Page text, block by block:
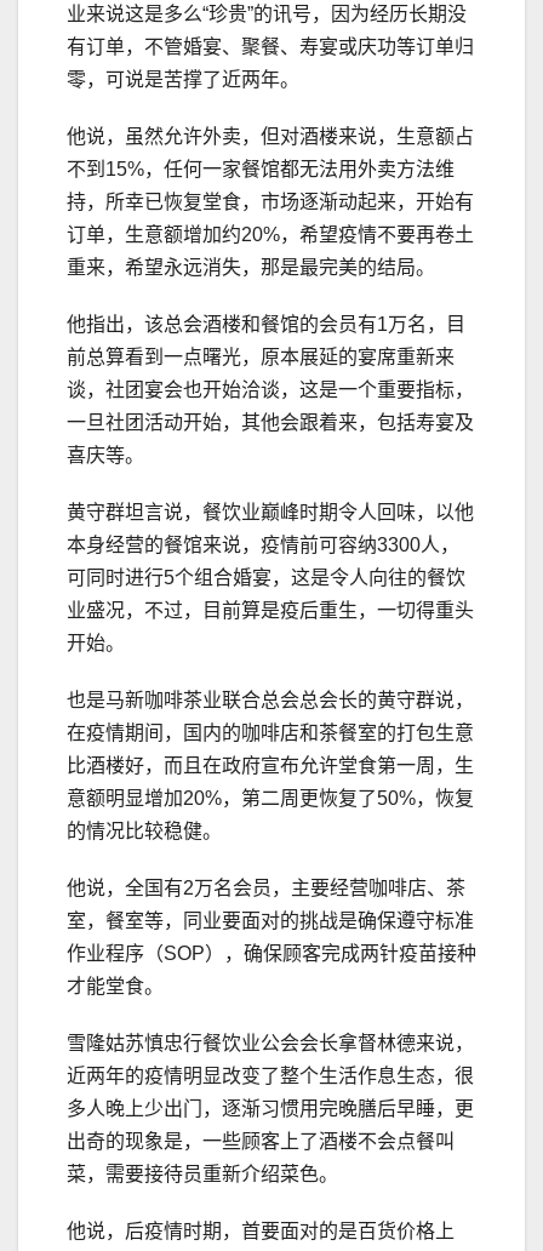
业来说这是多么“珍贵”的讯号，因为经历长期没
有订单，不管婚宴、聚餐、寿宴或庆功等订单归
零，可说是苦撑了近两年。
他说，虽然允许外卖，但对酒楼来说，生意额占
不到15%，任何一家餐馆都无法用外卖方法维
持，所幸已恢复堂食，市场逐渐动起来，开始有
订单，生意额增加约20%，希望疫情不要再卷土
重来，希望永远消失，那是最完美的结局。
他指出，该总会酒楼和餐馆的会员有1万名，目
前总算看到一点曙光，原本展延的宴席重新来
谈，社团宴会也开始洽谈，这是一个重要指标，
一旦社团活动开始，其他会跟着来，包括寿宴及
喜庆等。
黄守群坦言说，餐饮业巅峰时期令人回味，以他
本身经营的餐馆来说，疫情前可容纳3300人，
可同时进行5个组合婚宴，这是令人向往的餐饮
业盛况，不过，目前算是疫后重生，一切得重头
开始。
也是马新咖啡茶业联合总会总会长的黄守群说，
在疫情期间，国内的咖啡店和茶餐室的打包生意
比酒楼好，而且在政府宣布允许堂食第一周，生
意额明显增加20%，第二周更恢复了50%，恢复
的情况比较稳健。
他说，全国有2万名会员，主要经营咖啡店、茶
室，餐室等，同业要面对的挑战是确保遵守标准
作业程序（SOP），确保顾客完成两针疫苗接种
才能堂食。
雪隆姑苏慎忠行餐饮业公会会长拿督林德来说，
近两年的疫情明显改变了整个生活作息生态，很
多人晚上少出门，逐渐习惯用完晚膳后早睡，更
出奇的现象是，一些顾客上了酒楼不会点餐叫
菜，需要接待员重新介绍菜色。
他说，后疫情时期，首要面对的是百货价格上